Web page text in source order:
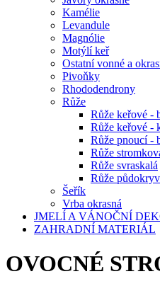
Kamélie
Levandule
Magnólie
Motýlí keř
Ostatní vonné a
Pivoňky
Rhododendrony
Růže
Růže keřové -
Růže keřové -
Růže pnoucí -
Růže
Růže svraskalá
Růže
Šeřík
Vrba okrasná
JMELÍ A VÁNOČNÍ
ZAHRADNÍ MATERIÁL
OVOCNÉ